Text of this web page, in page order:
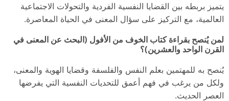
يتميز بربطه بين القضايا النفسية الفردية والتحولات الاجتماعية
العالمية، مع التركيز على سؤال المعنى في الحياة المعاصرة.
لمن يُنصح بقراءة كتاب الخوف من الأفول (البحث عن المعنى في
القرن الواحد والعشرين)؟
يُنصح به للمهتمين بعلم النفس والفلسفة وقضايا الهوية والمعنى،
ولكل من يرغب في فهم أعمق للتحديات النفسية التي يفرضها
العصر الحديث.